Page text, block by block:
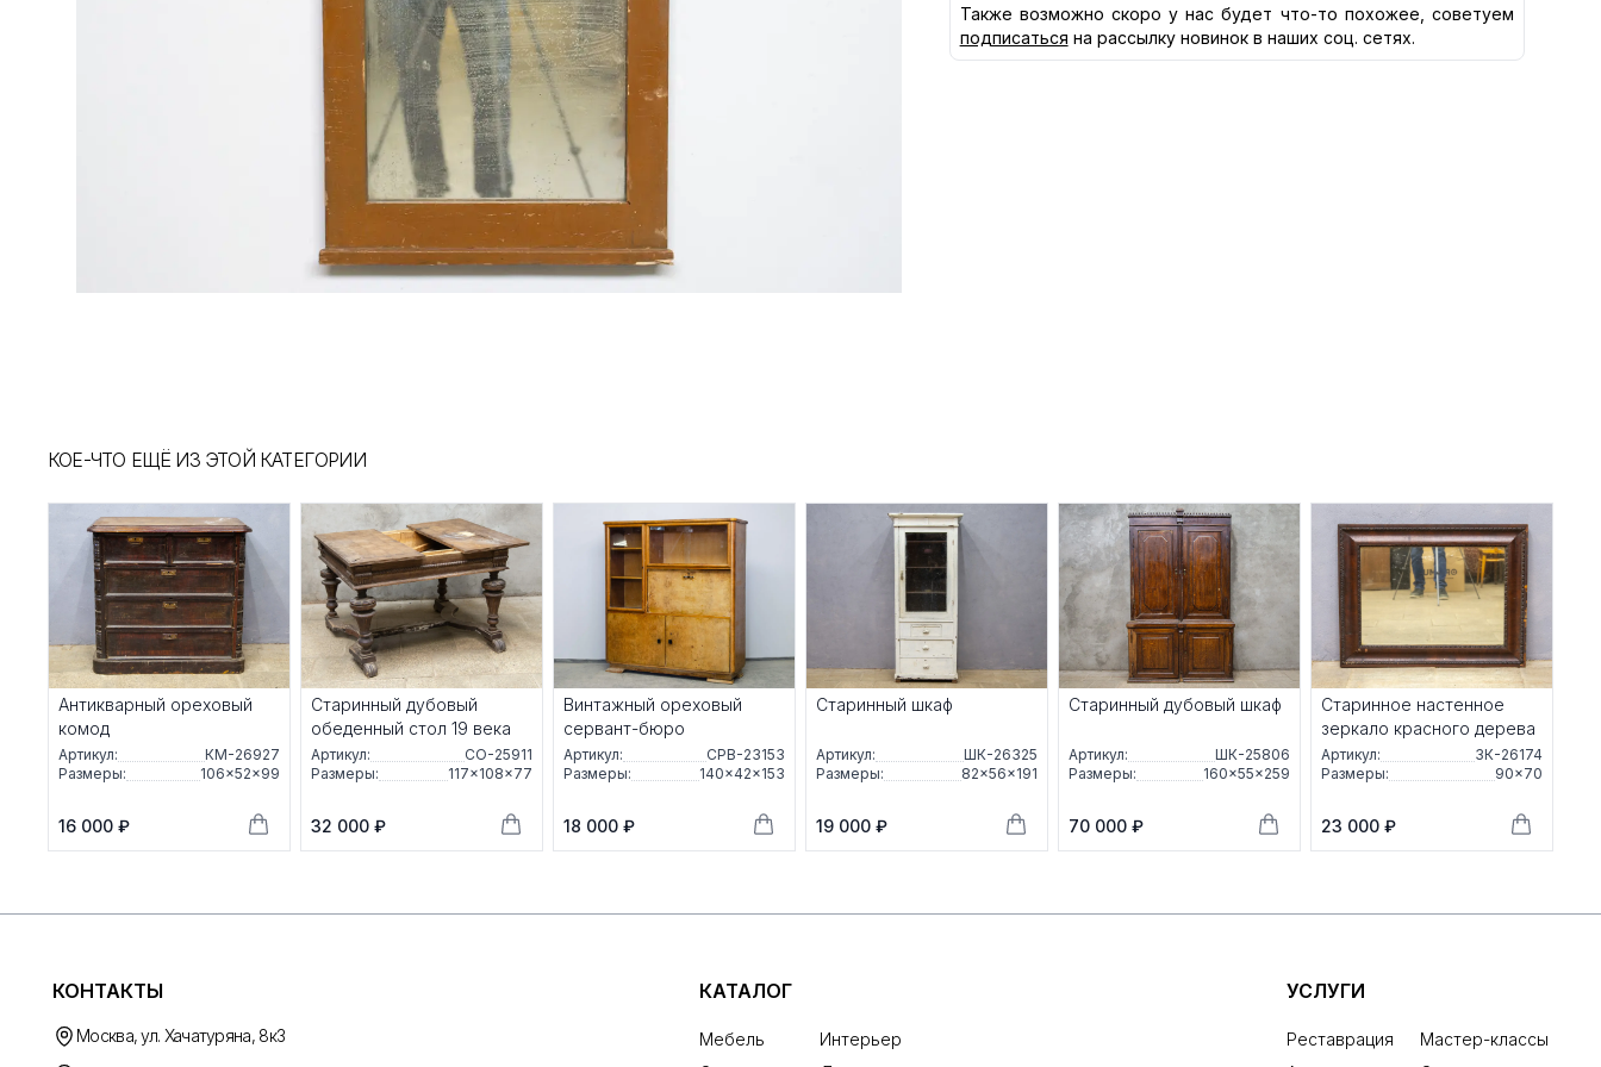
Также возможно скоро у нас будет что-то похожее, советуем
подписаться на рассылку новинок в наших соц. сетях.
КОЕ-ЧТО ЕЩЁ ИЗ ЭТОЙ КАТЕГОРИИ
Антикварный ореховый
комод
Артикул:
КМ-26927
Размеры:
106×52×99
16 000 ₽
Старинный дубовый
обеденный стол 19 века
Артикул:
СО-25911
Размеры:
117×108×77
32 000 ₽
Винтажный ореховый
сервант-бюро
Артикул:
СРВ-23153
Размеры:
140×42×153
18 000 ₽
Старинный шкаф
Артикул:
ШК-26325
Размеры:
82×56×191
19 000 ₽
Старинный дубовый шкаф
Артикул:
ШК-25806
Размеры:
160×55×259
70 000 ₽
Старинное настенное
зеркало красного дерева
Артикул:
ЗК-26174
Размеры:
90×70
23 000 ₽
КОНТАКТЫ
Москва, ул. Хачатуряна, 8к3
КАТАЛОГ
Мебель
Интерьер
УСЛУГИ
Реставрация
Мастер-классы